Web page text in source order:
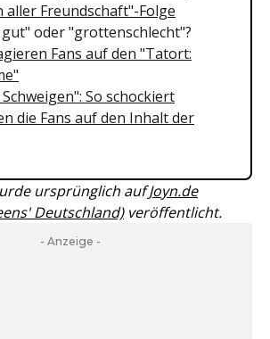
aller Freundschaft"-Folge
oder "grottenschlecht"?
Fans auf den "Tatort:
So schockiert
die Fans auf den Inhalt der
ursprünglich aufJoyn.de
Deutschland)veröffentlicht.
- Anzeige -